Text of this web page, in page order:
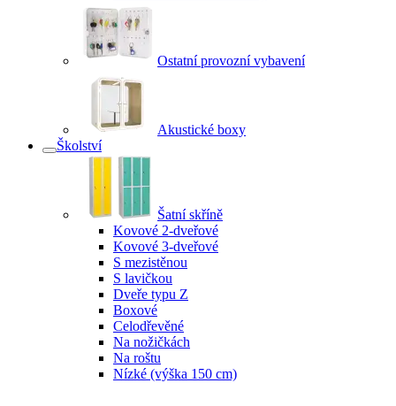
Ostatní provozní vybavení
Akustické boxy
Školství
Šatní skříně
Kovové 2-dveřové
Kovové 3-dveřové
S mezistěnou
S lavičkou
Dveře typu Z
Boxové
Celodřevěné
Na nožičkách
Na roštu
Nízké (výška 150 cm)